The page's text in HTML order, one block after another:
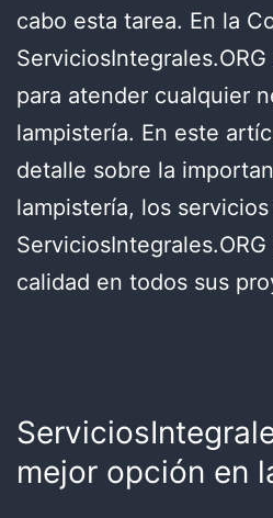
cabo esta tarea. En la
para atender cualquier
lampistería. En este
detalle sobre la
lampistería, los
calidad en todos sus
mejor opción en